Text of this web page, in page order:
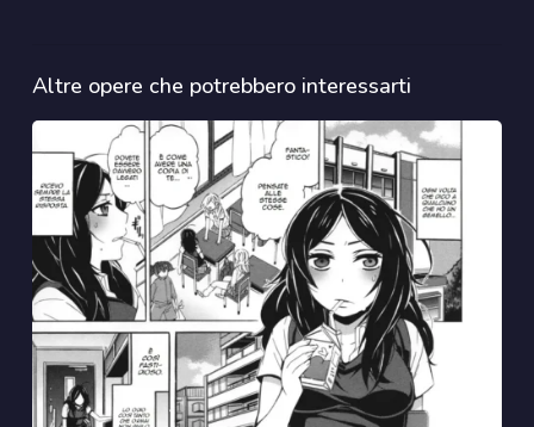
Altre opere che potrebbero interessarti